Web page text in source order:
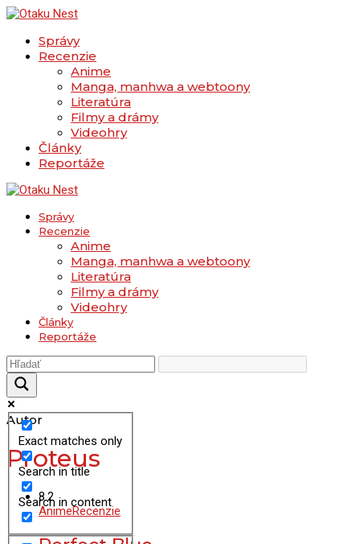
Správy
Recenzie
Anime
Manga, manhwa a webtoony
Literatúra
Filmy a drámy
Videohry
Články
Reportáže
Správy
Recenzie
Anime
Manga, manhwa a webtoony
Literatúra
Filmy a drámy
Videohry
Články
Reportáže
Exact matches only
Search in title
Search in content
Autor
Proteus
8.2
AnimeRecenzie